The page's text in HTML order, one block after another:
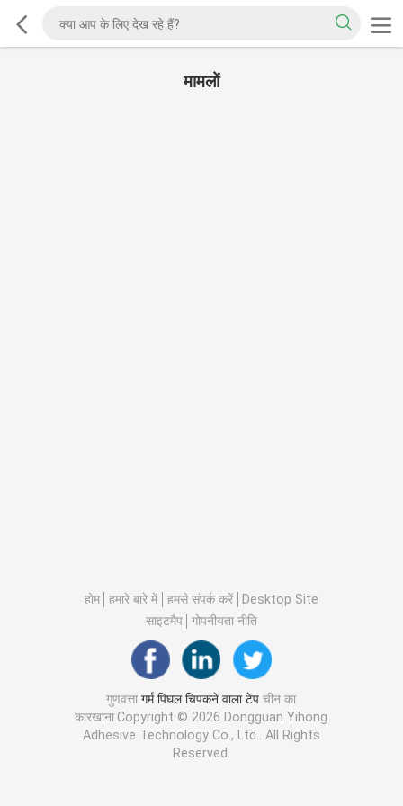
मामलों
होम हमारे बारे में हमसे संपर्क करें
Desktop Site
साइटमैप
गोपनीयता नीति
गुणवत्तागर्म पिघल चिपकने वाला टेप चीन का
कारखाना.Copyright © 2026 Dongguan Yihong
Adhesive Technology Co., Ltd.. All Rights
Reserved.